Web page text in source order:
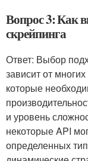
Вопрос 3: Как
скрейпинга
Ответ: Выбор
зависит от
которые
и уровень
некоторые API
определенных